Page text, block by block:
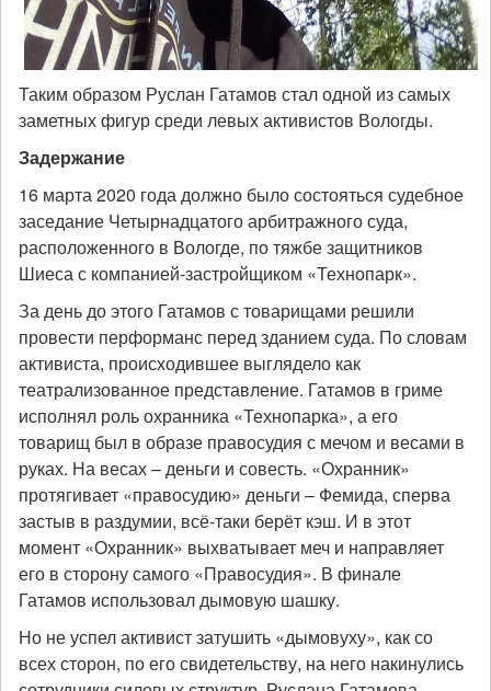
Таким образом Руслан Гатамов стал одной из самых
заметных фигур среди левых активистов Вологды.
Задержание
16 марта 2020 года должно было состояться судебное
заседание Четырнадцатого арбитражного суда,
расположенного в Вологде, по тяжбе защитников
Шиеса с компанией-застройщиком «Технопарк».
За день до этого Гатамов с товарищами решили
провести перформанс перед зданием суда. По словам
активиста, происходившее выглядело как
театрализованное представление. Гатамов в гриме
исполнял роль охранника «Технопарка», а его
товарищ был в образе правосудия с мечом и весами в
руках. На весах – деньги и совесть. «Охранник»
протягивает «правосудию» деньги – Фемида, сперва
застыв в раздумии, всё-таки берёт кэш. И в этот
момент «Охранник» выхватывает меч и направляет
его в сторону самого «Правосудия». В финале
Гатамов использовал дымовую шашку.
Но не успел активист затушить «дымовуху», как со
всех сторон, по его свидетельству, на него накинулись